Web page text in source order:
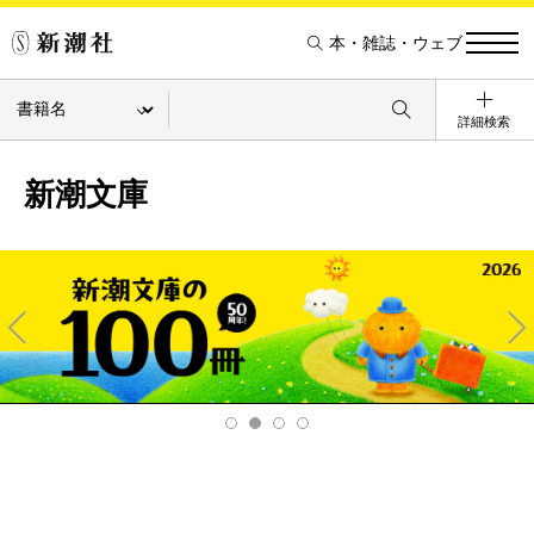
本・雑誌・ウェブ
詳細検索
新潮文庫
Pre
v
Ne
xt